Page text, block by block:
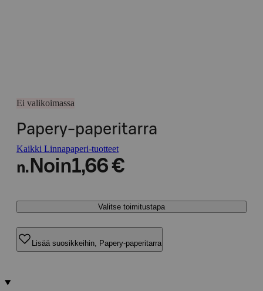
Ei valikoimassa
Papery-paperitarra
Kaikki Linnapaperi-tuotteet
n. Noin1,66 €
Valitse toimitustapa
Lisää suosikkeihin, Papery-paperitarra